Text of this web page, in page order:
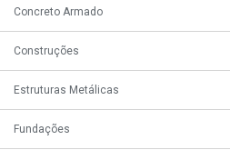
Concreto Armado
Construções
Estruturas Metálicas
Fundações